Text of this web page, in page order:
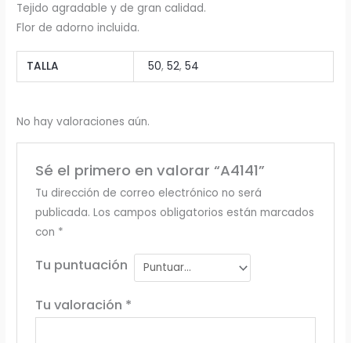
Tejido agradable y de gran calidad.
Flor de adorno incluida.
TALLA 50,52,54
No hay valoraciones aún.
Sé el primero en valorar “A4141”
Tu dirección de correo electrónico no será
publicada. Los campos obligatorios están marcados
con *
Tu puntuación
Tu valoración *